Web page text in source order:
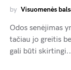
by Visuomenės
Odos senėjimas
tačiau jo greitis
gali būti